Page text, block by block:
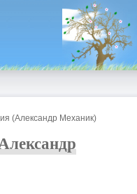
(Александр Механик)